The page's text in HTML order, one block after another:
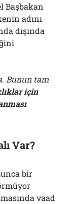
Başbakan
adını
dışında
Bunun tam
için
Var?
bir
vaad